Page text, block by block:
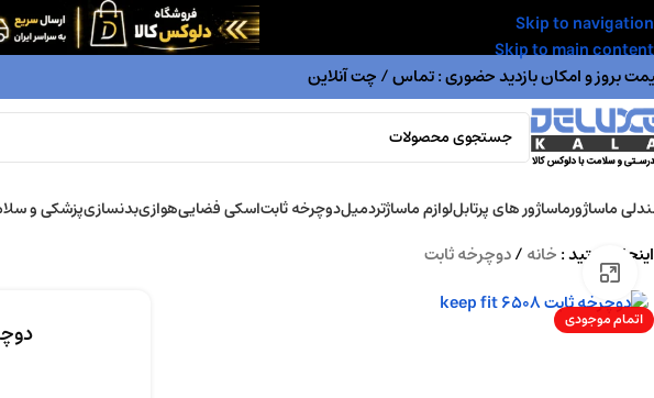
Skip to navigation
Skip to main content
بروز و امکان بازدید حضوری : تماس / چت آنلاین
ماساژورماساژور های پرتابللوازم ماساژتردمیلدوچرخه ثابتاسکی فضاییهوازیبدنسازیپزشکی و
اینجا هستید :خانه/دوچرخه ثابت
اتمام موجودی
بزرگنمایی تصویر